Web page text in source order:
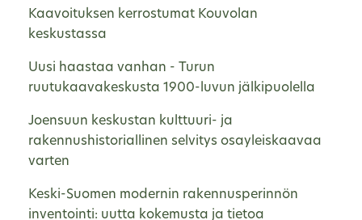
Kaavoituksen kerrostumat Kouvolan
keskustassa
Uusi haastaa vanhan - Turun
ruutukaavakeskusta 1900-luvun jälkipuolella
Joensuun keskustan kulttuuri- ja
rakennushistoriallinen selvitys osayleiskaavaa
varten
Keski-Suomen modernin rakennusperinnön
inventointi: uutta kokemusta ja tietoa